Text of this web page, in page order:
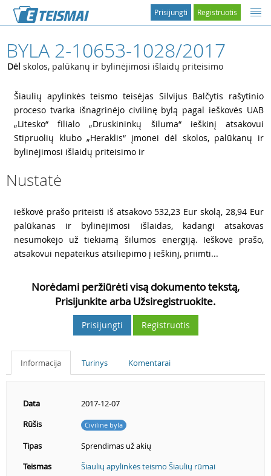
Registruotis
Prisijungti
BYLA 2-10653-1028/2017
Dėl skolos, palūkanų ir bylinėjimosi išlaidų priteisimo
Šiaulių apylinkės teismo teisėjas Silvijus Balčytis rašytinio
proceso tvarka išnagrinėjo civilinę bylą pagal ieškovės UAB
„Litesko“ filialo „Druskininkų šiluma“ ieškinį atsakovui
Stipruolių klubo „Heraklis“ įmonei dėl skolos, palūkanų ir
bylinėjimosi išlaidų priteisimo ir
Nustatė
ieškovė prašo priteisti iš atsakovo 532,23 Eur skolą, 28,94 Eur
palūkanas ir bylinėjimosi išlaidas, kadangi atsakovas
nesumokėjo už tiekiamą šilumos energiją. Ieškovė prašo,
atsakovui nepateikus atsiliepimo į ieškinį, priimti...
Norėdami peržiūrėti visą dokumento tekstą,
Prisijunkite arba Užsiregistruokite.
Prisijungti Registruotis
Informacija Turinys Komentarai
Data
2017-12-07
Rūšis
Civilinė byla
Tipas
Sprendimas už akių
Teismas
Šiaulių apylinkės teismo Šiaulių rūmai